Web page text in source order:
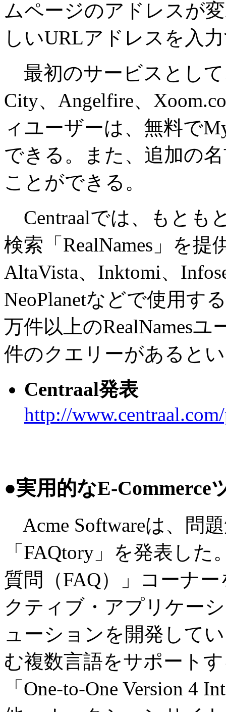
ムページのアドレスが
しいURLアドレスを入
最初のサービスとして
City、Angelfire、
ィユーザーは、無料で
できる。また、追加の
ことができる。
Centraalでは、もとも
検索「RealNames」を
AltaVista、Inktomi、
NeoPlanetなどで使用す
万件以上のRealNames
件のクエリーがあると
Centraal発表
http://
●実用的なE-Commerce
Acme Softwareは、問
「FAQtory」を発表し
質問（FAQ）」コーナ
クティブ・アプリケー
ューションを開発して
む複数言語をサポート
「One-to-One Version 4